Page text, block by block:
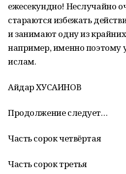
ежесекундно! Неслучайно
стараются избежать
и занимают одну из
например, именно поэтому
ислам.
Айдар ХУСАИНОВ
Продолжение следует…
Часть сорок четвёртая
Часть сорок третья